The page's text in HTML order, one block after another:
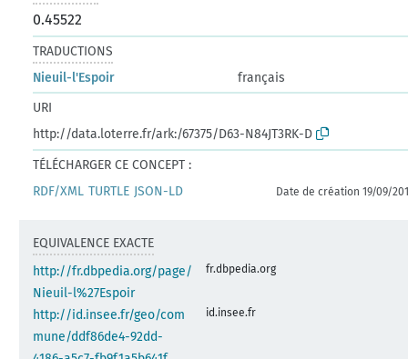
0.45522
TRADUCTIONS
Nieuil-l'Espoir
français
URI
http://data.loterre.fr/ark:/67375/D63-N84JT3RK-D
TÉLÉCHARGER CE CONCEPT :
RDF/XML TURTLE JSON-LD Date de création 19/09/
EQUIVALENCE EXACTE
http://fr.dbpedia.org/page/
Nieuil-l%27Espoir
fr.dbpedia.org
http://id.insee.fr/geo/com
mune/ddf86de4-92dd-
id.insee.fr